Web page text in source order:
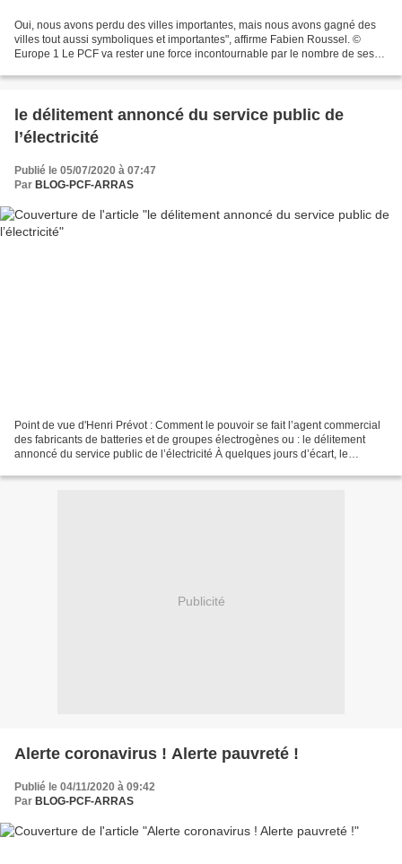
Oui, nous avons perdu des villes importantes, mais nous avons gagné des
villes tout aussi symboliques et importantes", affirme Fabien Roussel. ©
Europe 1 Le PCF va rester une force incontournable par le nombre de ses
le délitement annoncé du service public de
l’électricité
Publié le 05/07/2020 à 07:47
Par BLOG-PCF-ARRAS
Point de vue d'Henri Prévot : Comment le pouvoir se fait l’agent commercial
des fabricants de batteries et de groupes électrogènes ou : le délitement
annoncé du service public de l’électricité À quelques jours d’écart, le
Publicité
Alerte coronavirus ! Alerte pauvreté !
Publié le 04/11/2020 à 09:42
Par BLOG-PCF-ARRAS